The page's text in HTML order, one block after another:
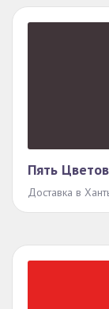
Пять Цветов
Доставка в